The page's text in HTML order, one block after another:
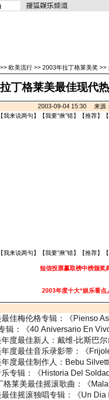
>> 欧美流行 >> 2003年拉丁格莱美奖 >>
丁格莱美最佳现代
2003-09-04 15:30 来源
我来说两句 】【我要“揪”错】【推荐】
我来说两句 】【我要“揪”错】【推荐】
短信投票赢取榜中榜颁奖
2003年度十大“娱乐看点
佳梅伦格专辑：《Pienso
辑：《40 Aniversario En
度最佳新人：戴维-比斯巴尔
度最佳音乐录影带：《
度最佳制作人：Bebu
专辑：《Historia Del
格莱美最佳摇滚歌曲：《
佳摇滚独唱专辑：《Un Dia